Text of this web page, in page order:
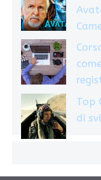
Top
di